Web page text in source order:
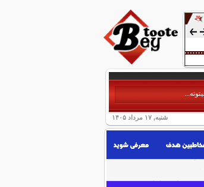
شنبه, ۱۷ مرداد ۱۴۰۵